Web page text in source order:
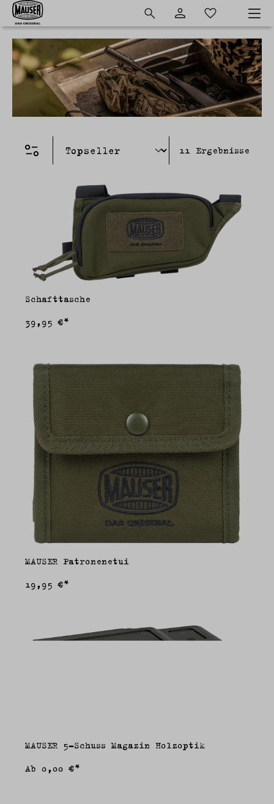
11 Ergebnisse
Schafttasche
39,95 €*
MAUSER Patronenetui
19,95 €*
MAUSER 5-Schuss Magazin Holzoptik
Ab 0,00 €*